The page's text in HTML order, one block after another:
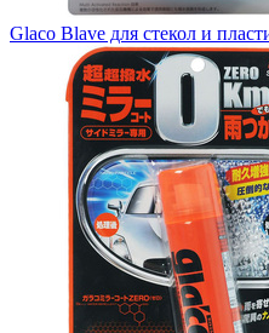
Glaco Blave для стекол и